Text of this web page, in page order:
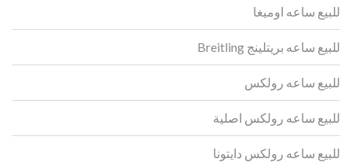
للبيع ساعه اوميغا
للبيع ساعه بريتلينج Breitling
للبيع ساعه رولكس
للبيع ساعه رولكس اصلية
للبيع ساعه رولكس دايتونا